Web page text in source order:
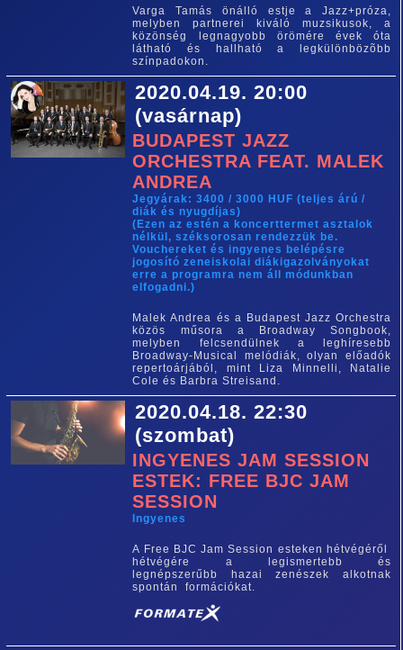
Varga Tamás önálló estje a Jazz+próza,
melyben partnerei kiváló muzsikusok, a
közönség legnagyobb örömére évek óta
látható és hallható a legkülönbözõbb
színpadokon.
2020.04.19. 20:00
(vasárnap)
BUDAPEST JAZZ
ORCHESTRA FEAT. MALEK
ANDREA
Jegyárak: 3400 / 3000 HUF (teljes árú /
diák és nyugdíjas)
(Ezen az estén a koncerttermet asztalok
nélkül, széksorosan rendezzük be.
Vouchereket és ingyenes belépésre
jogosító zeneiskolai diákigazolványokat
erre a programra nem áll módunkban
elfogadni.)
Malek Andrea és a Budapest Jazz Orchestra
közös műsora a Broadway Songbook,
melyben felcsendülnek a leghíresebb
Broadway-Musical melódiák, olyan előadók
repertoárjából, mint Liza Minnelli, Natalie
Cole és Barbra Streisand.
2020.04.18. 22:30
(szombat)
INGYENES JAM SESSION
ESTEK: FREE BJC JAM
SESSION
Ingyenes
A Free BJC Jam Session esteken hétvégéről
hétvégére a legismertebb és
legnépszerűbb hazai zenészek alkotnak
spontán formációkat.